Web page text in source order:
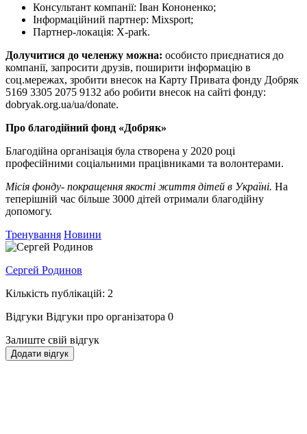
Консультант компанії: Іван Кононенко;
Інформаційний партнер: Mixsport;
Партнер-локація: X-park.
Долучитися до челенжу можна: особисто приєднатися до
компанії, запросити друзів, поширити інформацію в
соц.мережах, зробити внесок на Карту Привата фонду Добряк
5169 3305 2075 9132 або робити внесок на сайті фонду:
dobryak.org.ua/ua/donate.
Про благодійний фонд «Добряк»
Благодійна організація була створена у 2020 році
професійними соціальними працівниками та волонтерами.
Місія фонду- покращення якості життя дітей в Україні. На
теперішній час більше 3000 дітей отримали благодійну
допомогу.
Тренування Новини
Сергей Родинов
Кількість публікацій: 2
Відгуки Відгуки про організатора 0
Залиште свій відгук
Додати відгук